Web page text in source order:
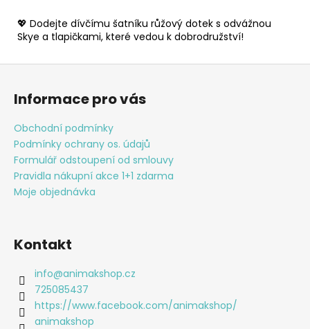
💖 Dodejte dívčímu šatníku růžový dotek s odvážnou
Skye a tlapičkami, které vedou k dobrodružství!
Z
Informace pro vás
Obchodní podmínky
Podmínky ochrany os. údajů
Formulář odstoupení od smlouvy
Pravidla nákupní akce 1+1 zdarma
Moje objednávka
Kontakt
info@animakshop.cz
725085437
https://www.facebook.com/animakshop/
animakshop